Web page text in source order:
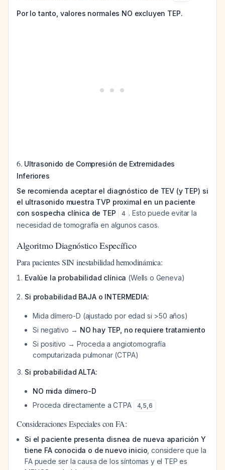
Por lo tanto, valores normales NO excluyen TEP.
6. Ultrasonido de Compresión de Extremidades
Inferiores
Se recomienda aceptar el diagnóstico de TEV (y TEP) si
el ultrasonido muestra TVP proximal en un paciente
con sospecha clínica de TEP
4 . Esto puede evitar la
necesidad de tomografía en algunos casos.
Algoritmo Diagnóstico Específico
Para pacientes SIN inestabilidad hemodinámica:
Evalúe la probabilidad clínica (Wells o Geneva)
Si probabilidad BAJA o INTERMEDIA:
Mida dímero-D (ajustado por edad si >50 años)
Si negativo → NO hay TEP, no requiere tratamiento
Si positivo → Proceda a angiotomografía
computarizada pulmonar (CTPA)
Si probabilidad ALTA:
NO mida dímero-D
Proceda directamente a CTPA
4,5,6
Consideraciones Especiales con FA:
Si el paciente presenta disnea de nueva aparición Y
tiene FA conocida o de nuevo inicio , considere que la
FA puede ser la causa de los síntomas y el TEP es